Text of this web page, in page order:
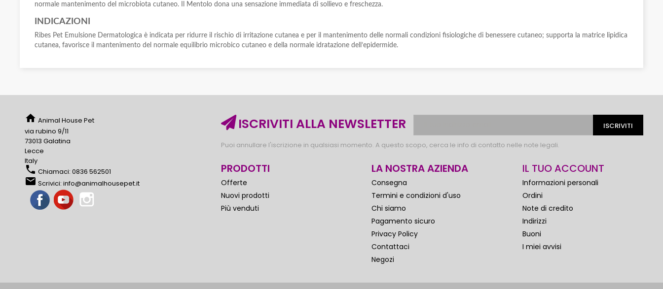
normale mantenimento del microbiota cutaneo. Il Mentolo dona una sensazione immediata di sollievo e freschezza.
INDICAZIONI
Ribes Pet Emulsione Dermatologica è indicata per ridurre il rischio di irritazione cutanea e per il mantenimento delle normali condizioni fisiologiche di benessere cutaneo; supporta la matrice lipidica
cutanea, favorisce il mantenimento del normale equilibrio microbico cutaneo e della normale idratazione dell’epidermide.
home Animal House Pet
via rubino 9/11
73013 Galatina
Lecce
Italy
phone Chiamaci: 0836 562501
email Scrivici: info@animalhousepet.it
FacebookYouTube
ISCRIVITI ALLA NEWSLETTER
Puoi annullare l'iscrizione in qualsiasi momento. A questo scopo, cerca le info di contatto nelle note legali.
PRODOTTI
Offerte
Nuovi prodotti
Più venduti
LA NOSTRA AZIENDA
Consegna
Termini e condizioni d'uso
Chi siamo
Pagamento sicuro
Privacy Policy
Contattaci
Negozi
IL TUO ACCOUNT
Informazioni personali
Ordini
Note di credito
Indirizzi
Buoni
I miei avvisi